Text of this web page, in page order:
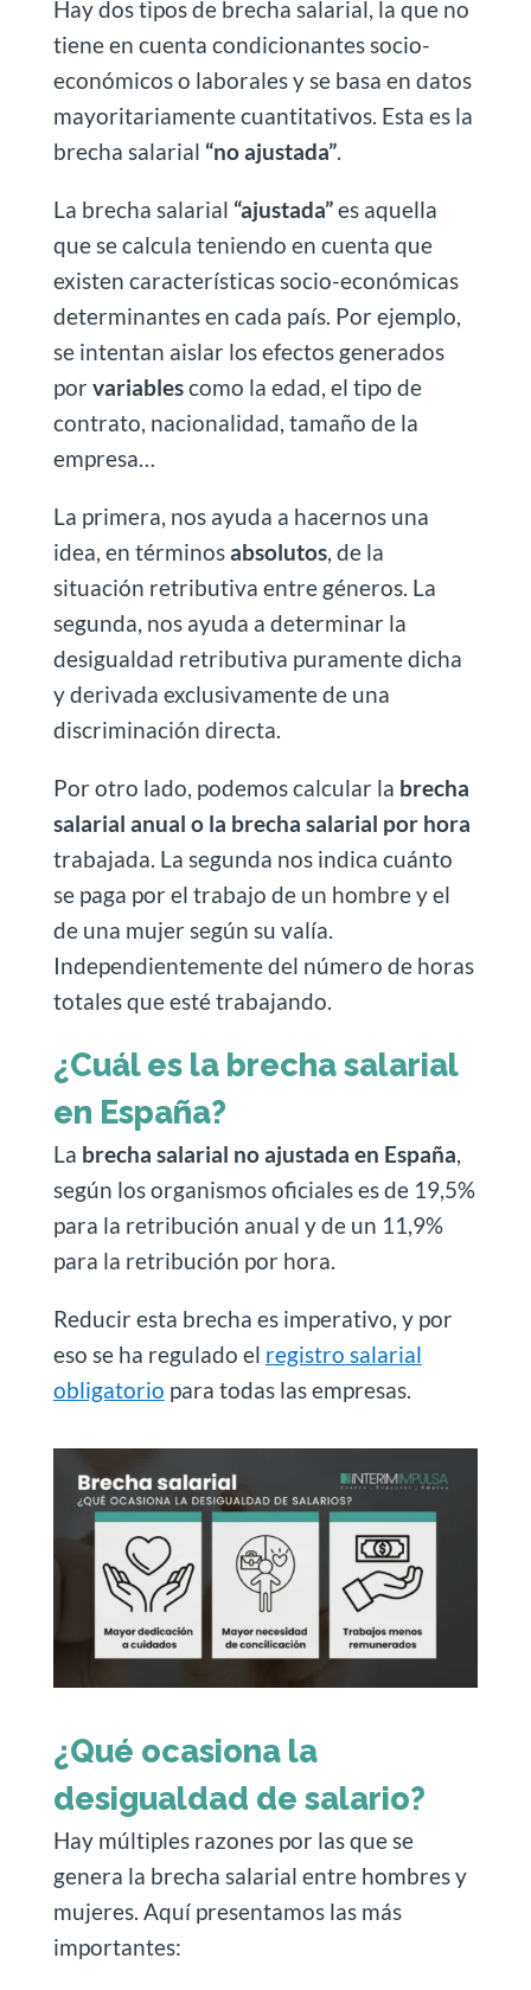
Hay dos tipos de brecha salarial, la que no
tiene en cuenta condicionantes socio-
económicos o laborales y se basa en datos
mayoritariamente cuantitativos. Esta es la
brecha salarial “no ajustada”.
La brecha salarial “ajustada”es aquella
que se calcula teniendo en cuenta que
existen características socio-económicas
determinantes en cada país. Por ejemplo,
se intentan aislar los efectos generados
porvariablescomo la edad, el tipo de
contrato, nacionalidad, tamaño de la
empresa…
La primera, nos ayuda a hacernos una
idea, en términosabsolutos, de la
situación retributiva entre géneros. La
segunda, nos ayuda a determinar la
desigualdad retributiva puramente dicha
y derivada exclusivamente de una
discriminación directa.
Por otro lado, podemos calcular la brecha
salarial anual o la brecha salarial por hora
trabajada. La segunda nos indica cuánto
se paga por el trabajo de un hombre y el
de una mujer según su valía.
Independientemente del número de horas
totales que esté trabajando.
¿Cuál es la brecha salarial
en España?
La brecha salarial no ajustada en España,
según los organismos oficiales es de 19,5%
para la retribución anual y de un 11,9%
para la retribución por hora.
Reducir esta brecha es imperativo, y por
eso se ha regulado el registro salarial
obligatorio para todas las empresas.
¿Qué ocasiona la
desigualdad de salario?
Hay múltiples razones por las que se
genera la brecha salarial entre hombres y
mujeres. Aquí presentamos las más
importantes: